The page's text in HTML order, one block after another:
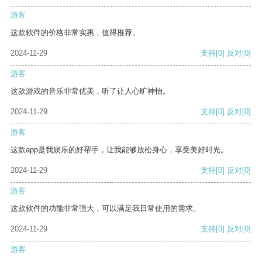
游客
这款软件的价格非常实惠，值得推荐。
2024-11-29 支持[0] 反对[0]
游客
这款游戏的音乐非常优美，听了让人心旷神怡。
2024-11-29 支持[0] 反对[0]
游客
这款app是我娱乐的好帮手，让我能够放松身心，享受美好时光。
2024-11-29 支持[0] 反对[0]
游客
这款软件的功能非常强大，可以满足我日常使用的需求。
2024-11-29 支持[0] 反对[0]
游客